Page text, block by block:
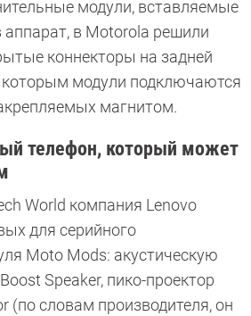
модули, вставляемые
аппарат, в Motorola решили
коннекторы на задней
которым модули подключаются
магнитом.
телефон, который может
World компания Lenovo
для серийного
Moto Mods: акустическую
Speaker, пико-проектор
(по словам производителя, он